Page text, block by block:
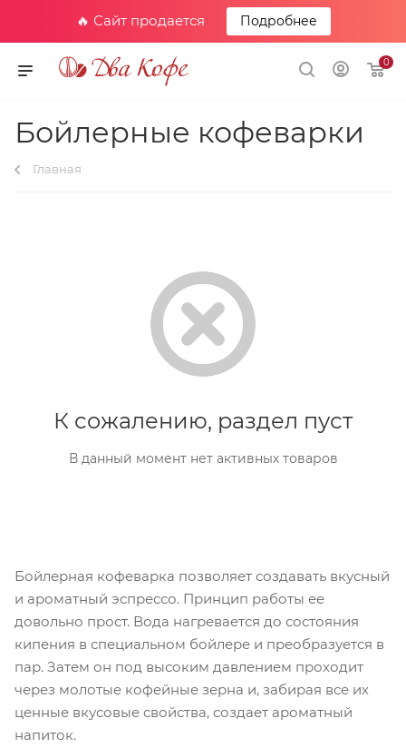
🔥 Сайт продается Подробнее
0
Бойлерные кофеварки
Главная
К сожалению, раздел пуст
В данный момент нет активных товаров
Бойлерная кофеварка позволяет создавать вкусный
и ароматный эспрессо. Принцип работы ее
довольно прост. Вода нагревается до состояния
кипения в специальном бойлере и преобразуется в
пар. Затем он под высоким давлением проходит
через молотые кофейные зерна и, забирая все их
ценные вкусовые свойства, создает ароматный
напиток.